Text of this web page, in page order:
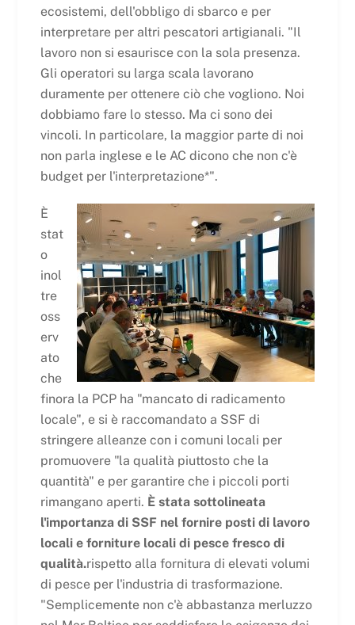
ecosistemi, dell'obbligo di sbarco e per
interpretare per altri pescatori artigianali. "Il
lavoro non si esaurisce con la sola presenza.
Gli operatori su larga scala lavorano
duramente per ottenere ciò che vogliono. Noi
dobbiamo fare lo stesso. Ma ci sono dei
vincoli. In particolare, la maggior parte di noi
non parla inglese e le AC dicono che non c'è
budget per l'interpretazione*".
È
stat
o
inol
tre
oss
erv
ato
che
finora la PCP ha "mancato di radicamento
locale", e si è raccomandato a SSF di
stringere alleanze con i comuni locali per
promuovere "la qualità piuttosto che la
quantità" e per garantire che i piccoli porti
rimangano aperti. È stata sottolineata
l'importanza di SSF nel fornire posti di lavoro
locali e forniture locali di pesce fresco di
qualità.rispetto alla fornitura di elevati volumi
di pesce per l'industria di trasformazione.
"Semplicemente non c'è abbastanza merluzzo